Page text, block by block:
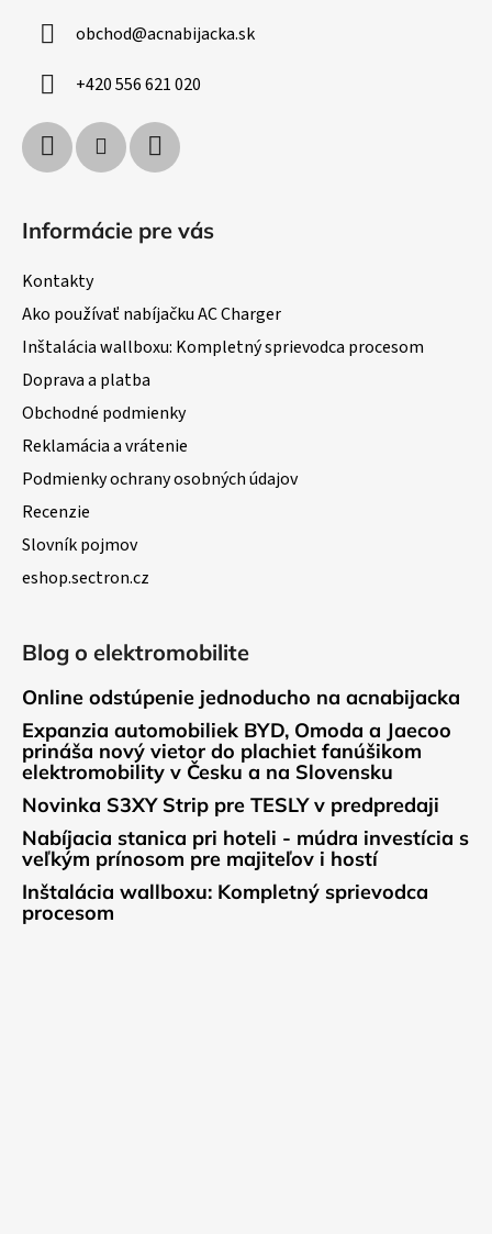
obchod@acnabijacka.sk
+420 556 621 020
Informácie pre vás
Kontakty
Ako používať nabíjačku AC Charger
Inštalácia wallboxu: Kompletný sprievodca procesom
Doprava a platba
Obchodné podmienky
Reklamácia a vrátenie
Podmienky ochrany osobných údajov
Recenzie
Slovník pojmov
eshop.sectron.cz
Blog o elektromobilite
Online odstúpenie jednoducho na acnabijacka
Expanzia automobiliek BYD, Omoda a Jaecoo
prináša nový vietor do plachiet fanúšikom
elektromobility v Česku a na Slovensku
Novinka S3XY Strip pre TESLY v predpredaji
Nabíjacia stanica pri hoteli - múdra investícia s
veľkým prínosom pre majiteľov i hostí
Inštalácia wallboxu: Kompletný sprievodca
procesom